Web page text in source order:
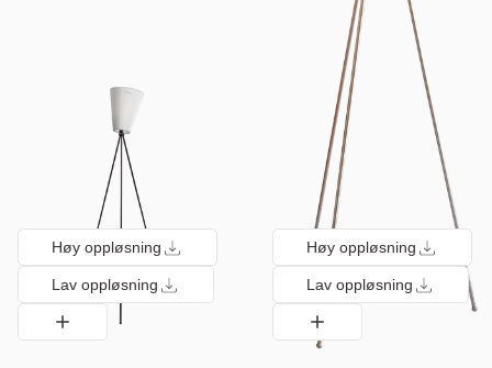
Høy oppløsning
Lav oppløsning
Høy oppløsning
Lav oppløsning